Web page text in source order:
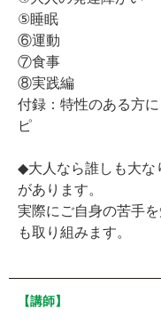
⑤睡眠
⑥運動
⑦食事
⑧実践編
付録：特性のある方
ピ
◆大人なら誰しも大な
があります。
実際にご自身の苦手
も取り組みます。
【講師】